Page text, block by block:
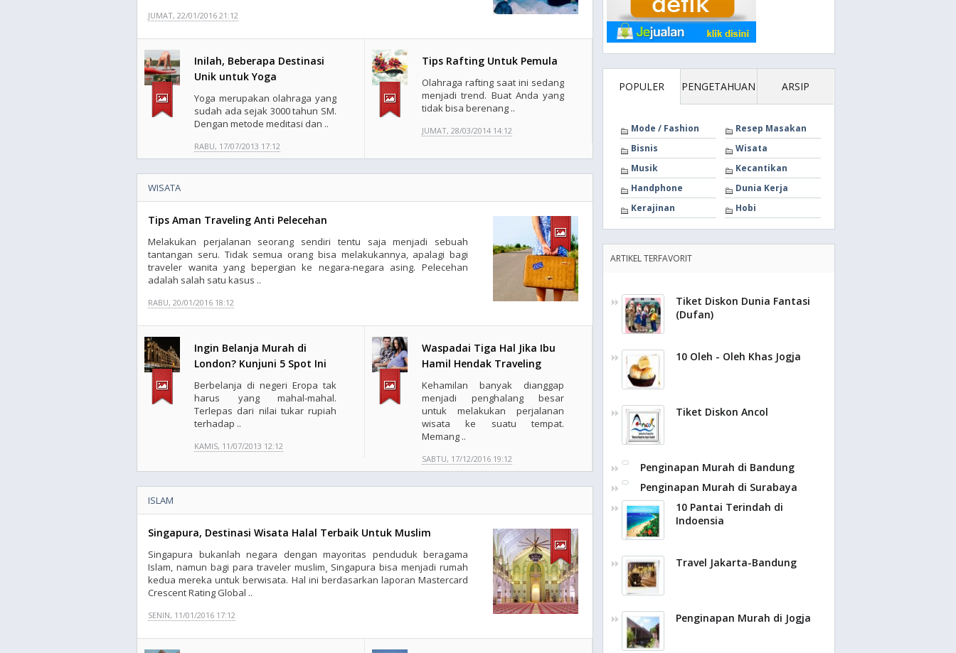
JUMAT, 22/01/2016 21:12
Inilah, Beberapa Destinasi
Unik untuk Yoga
Yoga merupakan olahraga yang
sudah ada sejak 3000 tahun SM.
Dengan metode meditasi dan ..
RABU, 17/07/2013 17:12
Tips Rafting Untuk Pemula
Olahraga rafting saat ini sedang
menjadi trend. Buat Anda yang
tidak bisa berenang ..
JUMAT, 28/03/2014 14:12
WISATA
Tips Aman Traveling Anti Pelecehan
Melakukan perjalanan seorang sendiri tentu saja menjadi sebuah
tantangan seru. Tidak semua orang bisa melakukannya, apalagi bagi
traveler wanita yang bepergian ke negara-negara asing. Pelecehan
adalah salah satu kasus ..
RABU, 20/01/2016 18:12
Ingin Belanja Murah di
London? Kunjuni 5 Spot Ini
Berbelanja di negeri Eropa tak
harus yang mahal-mahal.
Terlepas dari nilai tukar rupiah
terhadap ..
KAMIS, 11/07/2013 12:12
Waspadai Tiga Hal Jika Ibu
Hamil Hendak Traveling
Kehamilan banyak dianggap
menjadi penghalang besar
untuk melakukan perjalanan
wisata ke suatu tempat.
Memang ..
SABTU, 17/12/2016 19:12
ISLAM
Singapura, Destinasi Wisata Halal Terbaik Untuk Muslim
Singapura bukanlah negara dengan mayoritas penduduk beragama
Islam, namun bagi para traveler muslim¸ Singapura bisa menjadi rumah
kedua mereka untuk berwisata. Hal ini berdasarkan laporan Mastercard
Crescent Rating Global ..
SENIN, 11/01/2016 17:12
POPULER PENGETAHUAN ARSIP
Mode / Fashion
Resep Masakan
Bisnis
Wisata
Musik
Kecantikan
Handphone
Dunia Kerja
Kerajinan
Hobi
ARTIKEL TERFAVORIT
Tiket Diskon Dunia Fantasi
(Dufan)
10 Oleh - Oleh Khas Jogja
Tiket Diskon Ancol
Penginapan Murah di Bandung
Penginapan Murah di Surabaya
10 Pantai Terindah di
Indoensia
Travel Jakarta-Bandung
Penginapan Murah di Jogja